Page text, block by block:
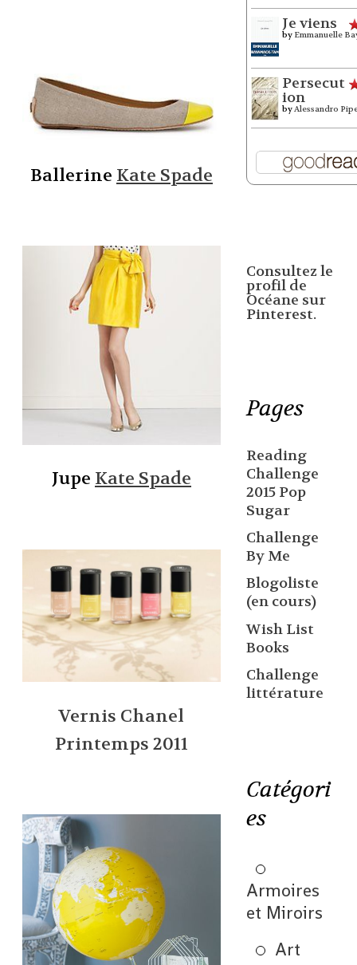
Ballerine Kate Spade
Jupe Kate Spade
Vernis Chanel
Printemps 2011
Je viens
by Emmanuelle
Persecut
ion
byAlessandro
Consultez le
profil de
Océane sur
Pinterest.
Pages
Reading
Challenge
2015 Pop
Sugar
Challenge
By Me
Blogoliste
(en cours)
Wish List
Books
Challenge
littérature
Catégori
es
Armoires
et Miroirs
Art